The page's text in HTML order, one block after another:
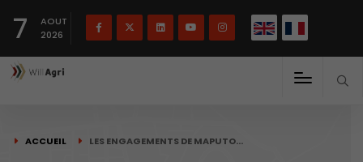
7
AOUT
2026
ACCUEIL LES ENGAGEMENTS DE MAPUTO…
Français English(English)